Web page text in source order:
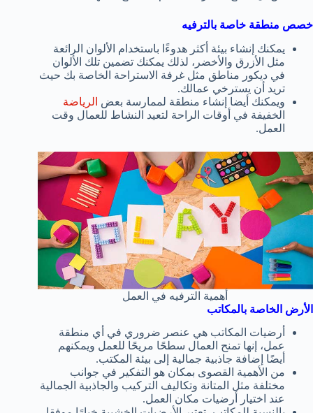
خصص منطقة خاصة بالترفيه
يمكنك إنشاء بيئة أكثر هدوءًا باستخدام الألوان الرائعة
مثل الأزرق والأخضر، لذلك يمكنك تضمين تلك الألوان
في ديكور مناطق مثل غرفة الاستراحة الخاصة بك حيث
تريد أن يسترخي عمالك.
ويمكنك أيضا إنشاء منطقة لممارسة بعض الرياضة
الخفيفة في أوقات الراحة لتعيد النشاط للعمال وقت
العمل.
أهمية الترفيه في العمل
الأرض الخاصة بالمكاتب
أرضيات المكاتب هي عنصر ضروري في أي منطقة
عمل، إنها تمنح العمال سطحًا مريحًا للعمل ويمكنهم
أيضًا إضافة جاذبية جمالية إلى بيئة المكتب.
من الأهمية القصوى بمكان هو التفكير في جوانب
مختلفة مثل المتانة وتكاليف التركيب والجاذبية الجمالية
عند اختيار أرضيات مكان العمل.